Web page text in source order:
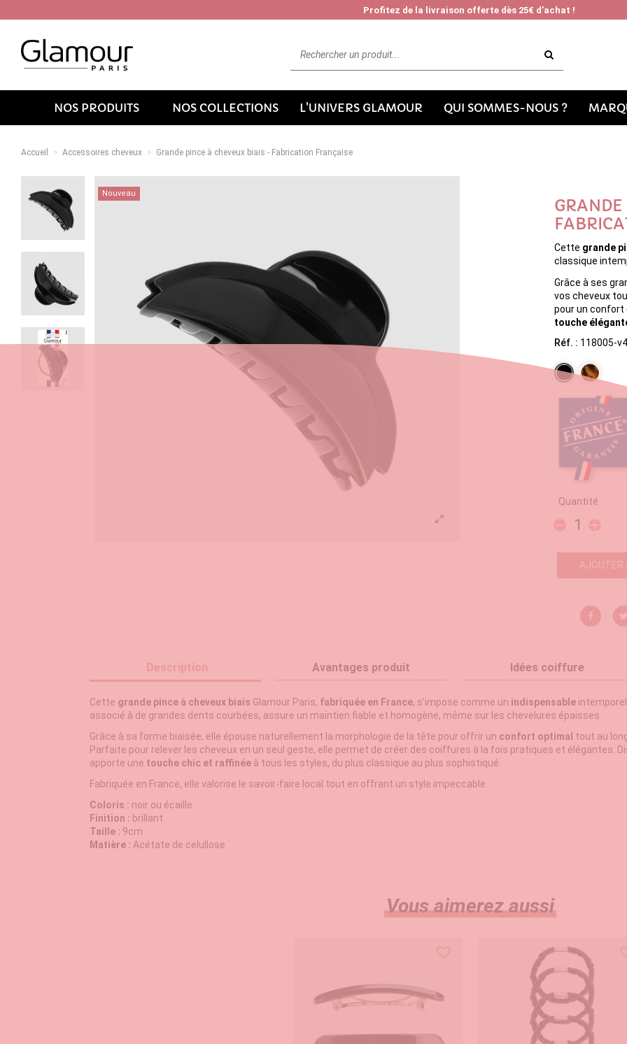
Profitez de la livraison offerte dès 25€ d’achat !
NOS PRODUITS NOS COLLECTIONS L'UNIVERS GLAMOUR QUI SOMMES-NOUS ?
Accueil Accessoires cheveux Grande pince à cheveux biais - Fabrication Française
Nouveau
Cette grande
classique
Grâce à ses
vos cheveux
pour un confort
touche
Réf. : 118005-
Noir Ecaille
Quantité
AJOUTER
Description Avantages produit Idées coiffure
Cette grande pince à cheveux biais Glamour Paris, fabriquée en France, s’impose comme un indispensableintemporel
associé à de grandes dents courbées, assure un maintien fiable et homogène, même sur les chevelures épaisses.
Grâce à sa forme biaisée, elle épouse naturellement la morphologie de la tête pour offrir un confort optimal tout au
Parfaite pour relever les cheveux en un seul geste, elle permet de créer des coiffures à la fois pratiques et élégantes.
apporte une touche chic et raffinéeà tous les styles, du plus classique au plus sophistiqué.
Fabriquée en France, elle valorise le savoir-faire local tout en offrant un style impeccable.
Coloris : noir ou écaille
Finition : brillant
Taille : 9cm
Matière : Acétate de celullose
Vous aimerez aussi